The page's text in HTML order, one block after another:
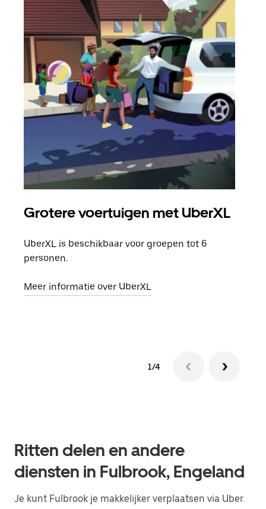
Grotere voertuigen met UberXL
UberXL is beschikbaar voor groepen tot 6
personen.
Meer informatie over UberXL
1/4
Ritten delen en andere
diensten in Fulbrook, Engeland
Je kunt Fulbrook je makkelijker verplaatsen via Uber.